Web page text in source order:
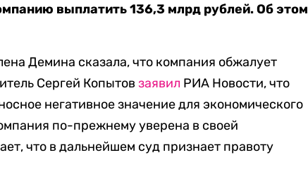
выплатить 136,3 млрд рублей. Об этом
Демина сказала, что компания обжалует
Сергей Копытовзаявил РИА Новости, что
негативное значение для экономического
по-прежнему уверена в своей
что в дальнейшем суд признает правоту